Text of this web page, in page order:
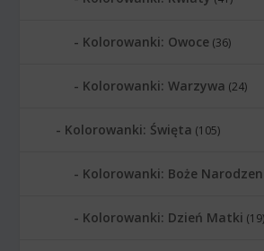
Kolorowanki: Owoce (36)
Kolorowanki: Warzywa (24)
Kolorowanki: Święta (105)
Kolorowanki: Boże
Kolorowanki: Dzień Matki (19)